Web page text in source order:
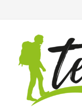
contenu